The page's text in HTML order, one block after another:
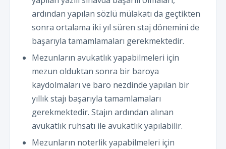
ardından yapılan sözlü mülakatı da geçtikten
sonra ortalama iki yıl süren staj dönemini de
başarıyla tamamlamaları gerekmektedir.
Mezunların avukatlık yapabilmeleri için
mezun olduktan sonra bir baroya
kaydolmaları ve baro nezdinde yapılan bir
yıllık stajı başarıyla tamamlamaları
gerekmektedir. Stajın ardından alınan
avukatlık ruhsatı ile avukatlık yapılabilir.
Mezunların noterlik yapabilmeleri için